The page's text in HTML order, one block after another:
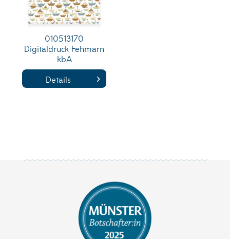
010513170
Digitaldruck Fehmarn
kbA
Details